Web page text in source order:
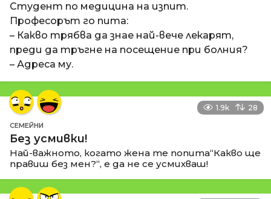
Студент по медицина на изпит.
Професорът го пита:
– Какво трябва да знае най-вече лекарят,
преди да тръгне на посещение при болния?
– Адреса му.
1.9k 28
СЕМЕЙНИ
Без усмивки!
Най-важното, когато жена те попита“Какво ще
правиш без мен?“, е да не се усмихваш!